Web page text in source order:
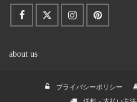
about us
プライバシーポリシー